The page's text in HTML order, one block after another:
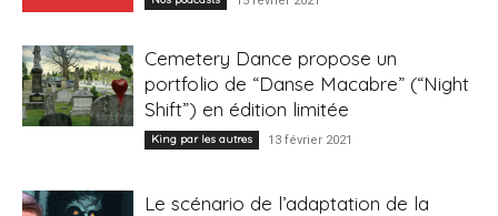
Cemetery Dance propose un
portfolio de “Danse Macabre” (“Night
Shift”) en édition limitée
King par les autres 13 février 2021
Le scénario de l’adaptation de la